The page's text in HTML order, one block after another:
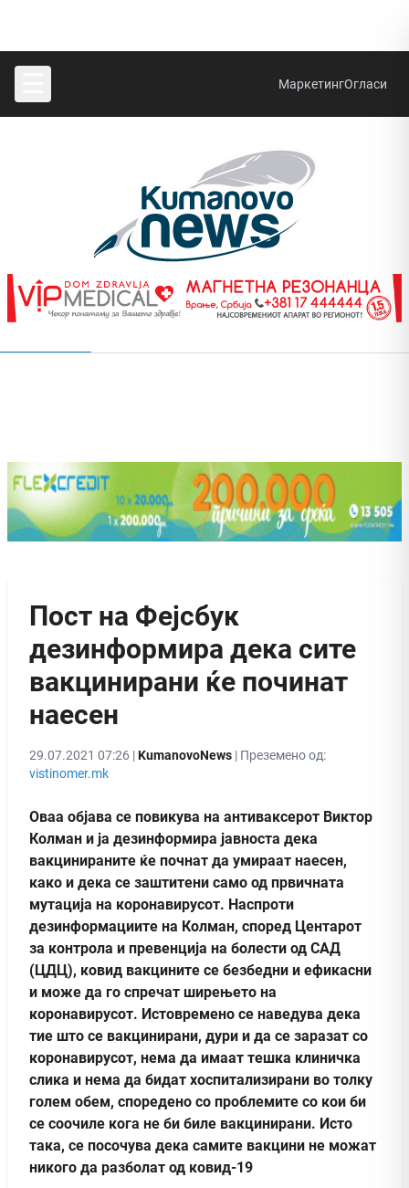
МаркетингОгласи
Пост на Фејсбук
дезинформира дека сите
вакцинирани ќе починат
наесен
29.07.2021 07:26 |KumanovoNews | Преземено од:
vistinomer.mk
Оваа објава се повикува на антиваксерот Виктор
Колман и ја дезинформира јавноста дека
вакцинираните ќе почнат да умираат наесен,
како и дека се заштитени само од првичната
мутација на коронавирусот. Наспроти
дезинформациите на Колман, според Центарот
за контрола и превенција на болести од САД
(ЦДЦ), ковид вакцините се безбедни и ефикасни
и може да го спречат ширењето на
коронавирусот. Истовремено се наведува дека
тие што се вакцинирани, дури и да се заразат со
коронавирусот, нема да имаат тешка клиничка
слика и нема да бидат хоспитализирани во толку
голем обем, споредено со проблемите со кои би
се соочиле кога не би биле вакцинирани. Исто
така, се посочува дека самите вакцини не можат
никого да разболат од ковид-19